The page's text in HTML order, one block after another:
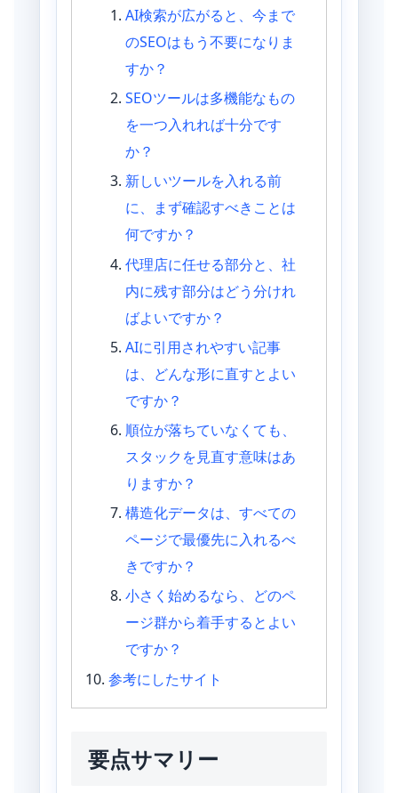
AI検索が広がると、今まで
のSEOはもう不要になりま
すか？
SEOツールは多機能なもの
を一つ入れれば十分です
か？
新しいツールを入れる前
に、まず確認すべきことは
何ですか？
代理店に任せる部分と、社
内に残す部分はどう分けれ
ばよいですか？
AIに引用されやすい記事
は、どんな形に直すとよい
ですか？
順位が落ちていなくても、
スタックを見直す意味はあ
りますか？
構造化データは、すべての
ページで最優先に入れるべ
きですか？
小さく始めるなら、どのペ
ージ群から着手するとよい
ですか？
参考にしたサイト
要点サマリー